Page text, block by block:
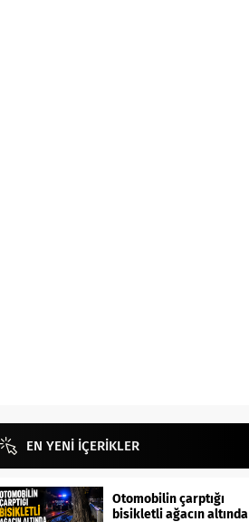
EN YENİ İÇERİKLER
Otomobilin çarptığı
bisikletli ağacın altında